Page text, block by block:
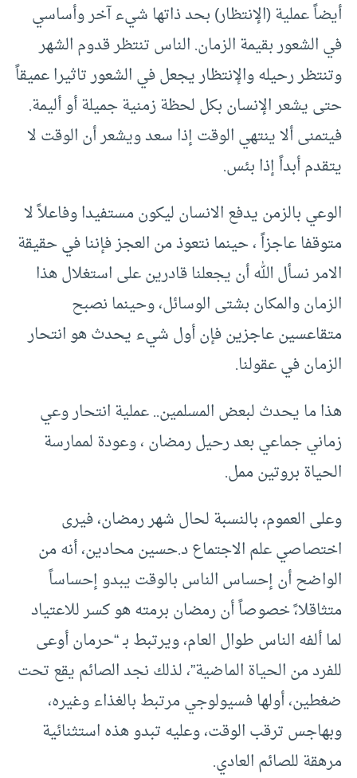
أيضاً عملية (الإنتظار) بحد ذاتها شيء آخر وأساسي
في الشعور بقيمة الزمان. الناس تنتظر قدوم الشهر
وتنتظر رحيله والإنتظار يجعل في الشعور تاثيرا عميقاً
حتى يشعر الإنسان بكل لحظة زمنية جميلة أو أليمة.
فيتمنى ألا ينتهي الوقت إذا سعد ويشعر أن الوقت لا
يتقدم أبداً إذا بئس.
الوعي بالزمن يدفع الانسان ليكون مستفيدا وفاعلاً لا
متوقفا عاجزاً ، حينما نتعوذ من العجز فإننا في حقيقة
الامر نسأل الله أن يجعلنا قادرين على استغلال هذا
الزمان والمكان بشتى الوسائل، وحينما نصبح
متقاعسين عاجزين فإن أول شيء يحدث هو انتحار
الزمان في عقولنا.
هذا ما يحدث لبعض المسلمين.. عملية انتحار وعي
زماني جماعي بعد رحيل رمضان ، وعودة لممارسة
الحياة بروتين ممل.
وعلى العموم، بالنسبة لحال شهر رمضان، فيرى
اختصاصي علم الاجتماع د.حسين محادين، أنه من
الواضح أن إحساس الناس بالوقت يبدو إحساساً
متثاقلا،ً خصوصاً أن رمضان برمته هو كسر للاعتياد
لما ألفه الناس طوال العام، ويرتبط بـ “حرمان أوعى
للفرد من الحياة الماضية”، لذلك نجد الصائم يقع تحت
ضغطين، أولها فسيولوجي مرتبط بالغذاء وغيره،
وبهاجس ترقب الوقت، وعليه تبدو هذه استثنائية
مرهقة للصائم العادي.